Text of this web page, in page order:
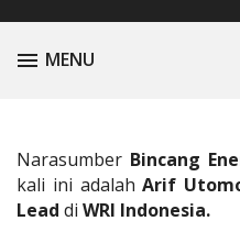
TOGGLE
MENU
Narasumber Bincang
kali ini adalahArif
Lead di WRI Indonesia.